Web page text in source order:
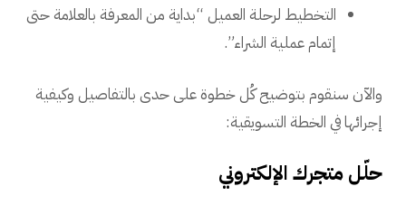
التخطيط لرحلة العميل “بداية من المعرفة بالعلامة حتى
إتمام عملية الشراء”.
والآن سنقوم بتوضيح كُل خطوة على حدى بالتفاصيل وكيفية
إجرائها في الخطة التسويقية:
حلّل متجرك الإلكتروني